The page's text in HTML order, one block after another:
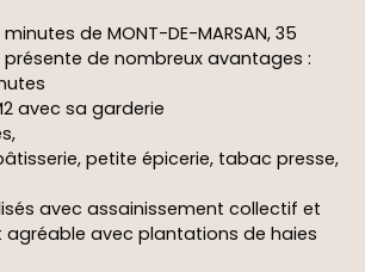
de MONT-DE-MARSAN, 35
de nombreux avantages :
avec sa garderie
petite épicerie, tabac presse,
avec assainissement collectif et
agréable avec plantations de haies